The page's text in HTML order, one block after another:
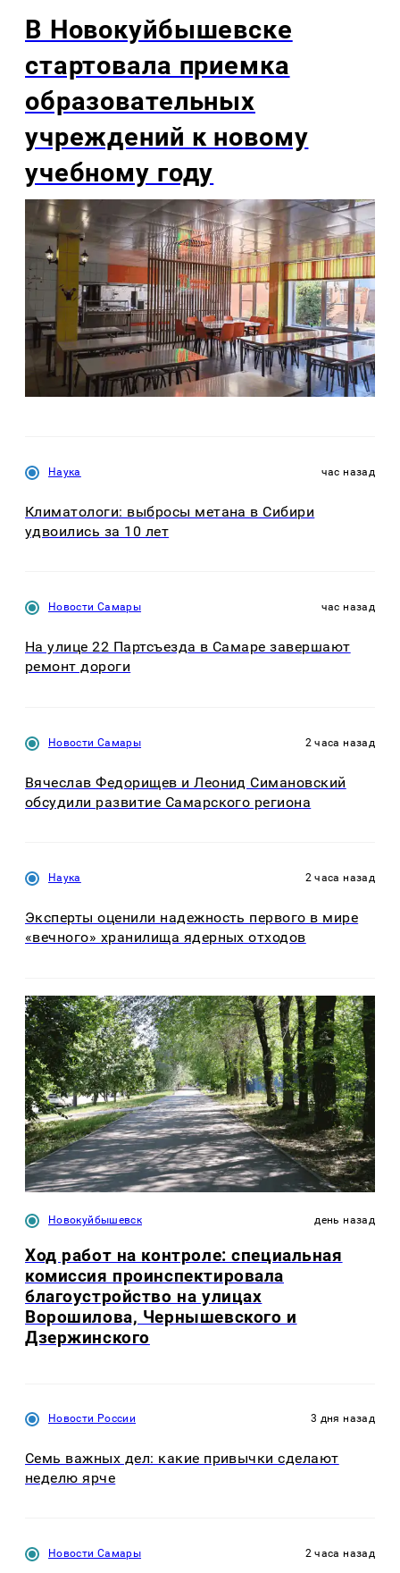
В Новокуйбышевске
стартовала приемка
образовательных
учреждений к новому
учебному году
Наука час назад
Климатологи: выбросы метана в Сибири
удвоились за 10 лет
Новости Самары час назад
На улице 22 Партсъезда в Самаре завершают
ремонт дороги
Новости Самары 2 часа назад
Вячеслав Федорищев и Леонид Симановский
обсудили развитие Самарского региона
Наука 2 часа назад
Эксперты оценили надежность первого в мире
«вечного» хранилища ядерных отходов
Новокуйбышевск день назад
Ход работ на контроле: специальная
комиссия проинспектировала
благоустройство на улицах
Ворошилова, Чернышевского и
Дзержинского
Новости России 3 дня назад
Семь важных дел: какие привычки сделают
неделю ярче
Новости Самары 2 часа назад